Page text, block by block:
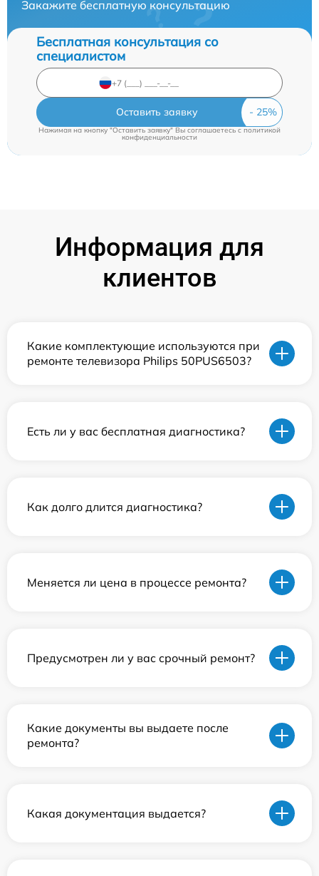
Закажите бесплатную консультацию
Бесплатная консультация со
специалистом
Оставить заявку
Нажимая на кнопку "Оставить заявку" Вы соглашаетесь c политикой
конфиденциальности
Информация для
клиентов
Какие комплектующие используются при
ремонте телевизора Philips 50PUS6503?
Есть ли у вас бесплатная диагностика?
Как долго длится диагностика?
Меняется ли цена в процессе ремонта?
Предусмотрен ли у вас срочный ремонт?
Какие документы вы выдаете после
ремонта?
Какая документация выдается?